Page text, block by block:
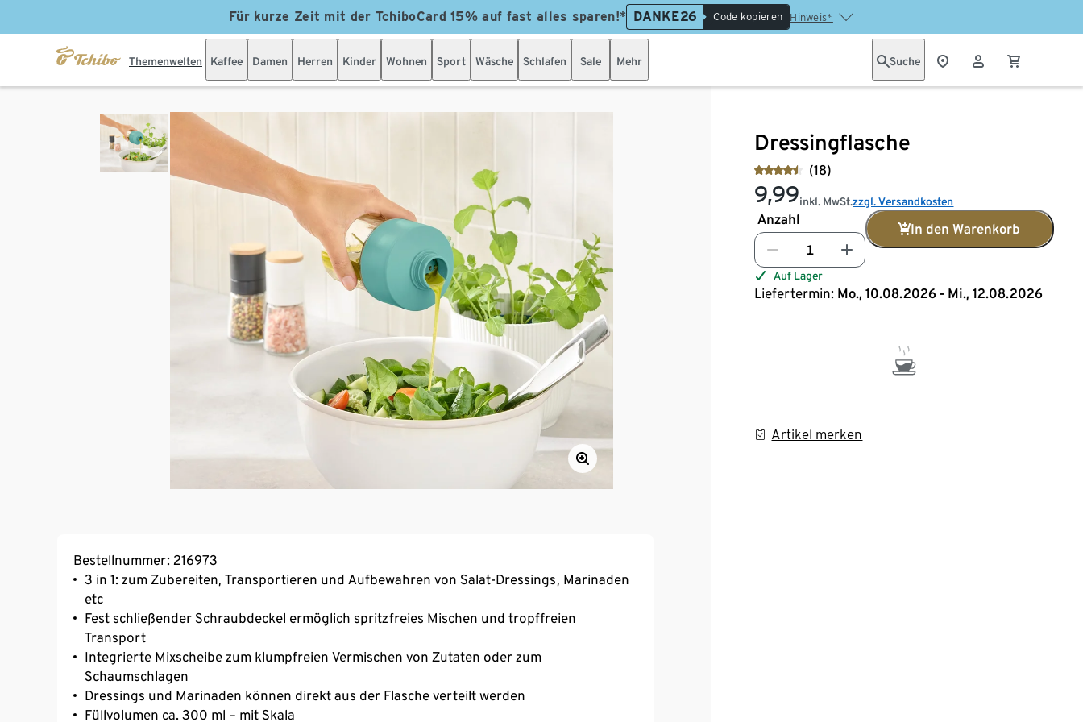
Für kurze Zeit mit der TchiboCard 15% auf fast alles sparen!* DANKE26 Code kopieren Hinweis*
Themenwelten Kaffee Damen Herren Kinder Wohnen Sport Wäsche Schlafen Sale Mehr Suche
Dressingflasche
(18)
9,99inkl. MwSt.zzgl. Versandkosten
Anzahl
In den Warenkorb
Auf Lager
Liefertermin: Mo., 10.08.2026 - Mi., 12.08.2026
Artikel merken
Bestellnummer: 216973
3 in 1: zum Zubereiten, Transportieren und Aufbewahren von Salat-Dressings, Marinaden
etc
Fest schließender Schraubdeckel ermöglich spritzfreies Mischen und tropffreien
Transport
Integrierte Mixscheibe zum klumpfreien Vermischen von Zutaten oder zum
Schaumschlagen
Dressings und Marinaden können direkt aus der Flasche verteilt werden
Füllvolumen ca. 300 ml – mit Skala